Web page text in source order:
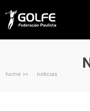
home >> notícias